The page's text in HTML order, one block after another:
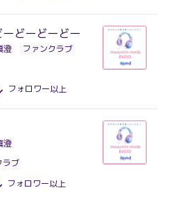
どーどーどー
澄
ファンクラブ
フォロワー以上
澄
ラブ
フォロワー以上